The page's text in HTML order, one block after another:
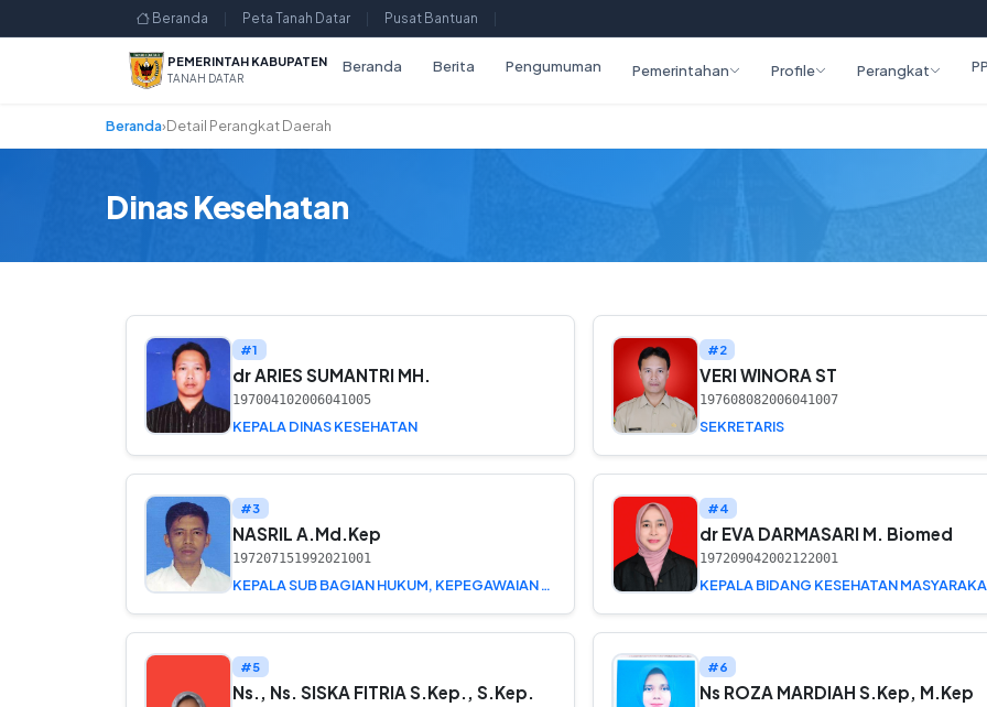
Beranda Peta Tanah Datar Pusat Bantuan
PEMERINTAH KABUPATEN
TANAH DATAR
Beranda Berita Pengumuman Pemerintahan Profile Perangkat
Beranda›Detail Perangkat Daerah
Dinas Kesehatan
#1
dr ARIES SUMANTRI MH.
197004102006041005
KEPALA DINAS KESEHATAN
#2
VERI WINORA ST
197608082006041007
SEKRETARIS
#3
NASRIL A.Md.Kep
197207151992021001
KEPALA SUB BAGIAN HUKUM, KEPEGAWAIAN DAN UMUM
#4
dr EVA DARMASARI M. Biomed
197209042002122001
KEPALA BIDANG KESEHATAN
#5
Ns., Ns. SISKA FITRIA S.Kep., S.Kep.
#6
Ns ROZA MARDIAH S.Kep, M.Kep